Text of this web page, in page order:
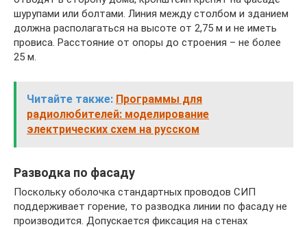
шурупами или болтами. Линия между столбом и зданием
должна располагаться на высоте от 2,75 м и не иметь
провиса. Расстояние от опоры до строения – не более
25 м.
Читайте также: Программы для
радиолюбителей: моделирование
электрических схем на русском
Разводка по фасаду
Поскольку оболочка стандартных проводов СИП
поддерживает горение, то разводка линии по фасаду не
производится. Допускается фиксация на стенах